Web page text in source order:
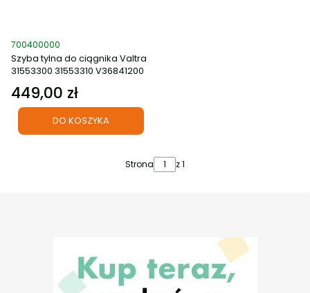
Kod produktu
700400000
Szyba tylna do ciągnika Valtra
31553300 31553310 V36841200
Cena
449,00 zł
DO KOSZYKA
Strona z 1